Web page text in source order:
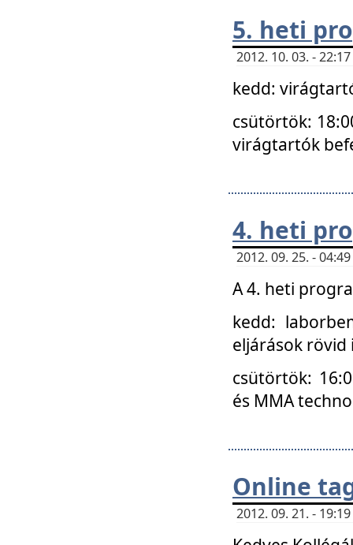
5. heti
2012. 10. 03. -
kedd:
csütörtök:
virágtartók
4. heti
2012. 09. 25. -
A 4. heti
kedd:
eljárások
csütörtök:
és MMA
Online
2012. 09. 21. -